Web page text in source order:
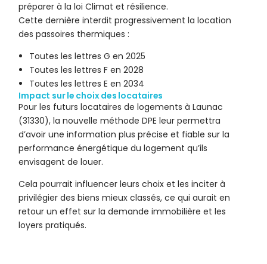
préparer à la loi Climat et résilience.
Cette dernière interdit progressivement la location
des passoires thermiques :
Toutes les lettres G en 2025
Toutes les lettres F en 2028
Toutes les lettres E en 2034
Impact sur le choix des locataires
Pour les futurs locataires de logements à Launac
(31330), la nouvelle méthode DPE leur permettra
d’avoir une information plus précise et fiable sur la
performance énergétique du logement qu’ils
envisagent de louer.
Cela pourrait influencer leurs choix et les inciter à
privilégier des biens mieux classés, ce qui aurait en
retour un effet sur la demande immobilière et les
loyers pratiqués.